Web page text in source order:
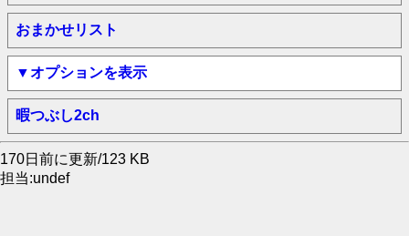
おまかせリスト
▼オプションを表示
暇つぶし2ch
170日前に更新/123 KB
担当:undef